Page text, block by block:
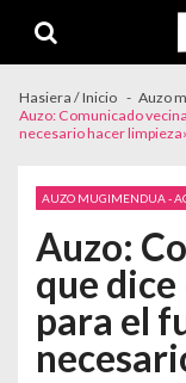
Hasiera / Inicio
Auzo
Auzo: Comunicado
necesario hacer
AUZO MUGIMENDUA -
Auzo:
que
para el